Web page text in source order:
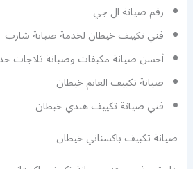
رقم صيانة ال جي
فني تكييف خيطان لخدمة صيانة شارب
أحسن صيانة مكيفات وصيانة ثلاجات
صيانة تكييف الغانم خيطان
فني صيانة تكييف هندي خيطان
صيانة تكييف باكستاني خيطان